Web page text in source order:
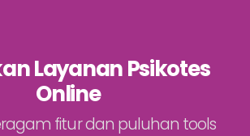
Layanan Psikotes
Online
fitur dan puluhan tools